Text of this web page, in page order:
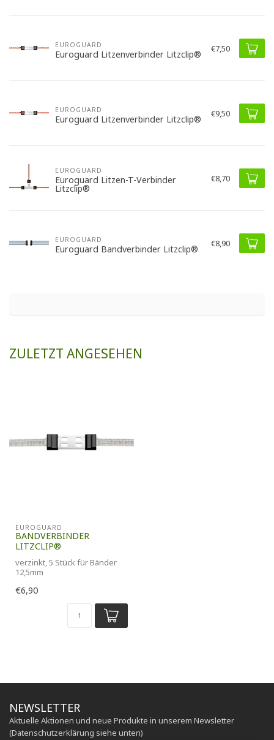
EUROGUARD
Euroguard Litzenverbinder Litzclip® €7,50
EUROGUARD
Euroguard Litzenverbinder Litzclip® €9,50
EUROGUARD
Euroguard Litzen-T-Verbinder
Litzclip®
€8,70
EUROGUARD
Euroguard Bandverbinder Litzclip® €8,90
ZULETZT ANGESEHEN
EUROGUARD
BANDVERBINDER
LITZCLIP®
verzinkt, 5 Stück für Bänder
12,5mm
€6,90
NEWSLETTER
Aktuelle Aktionen und neue Produkte in unserem Newsletter
(Datenschutzerklärung siehe unten)